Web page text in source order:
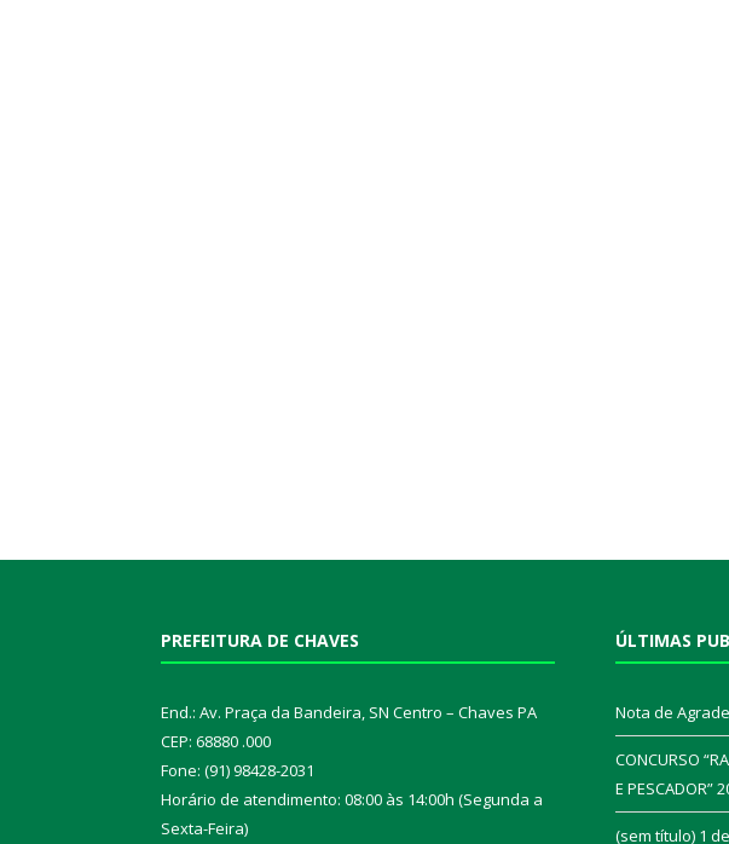
PREFEITURA DE CHAVES
End.: Av. Praça da Bandeira, SN Centro – Chaves PA
CEP: 68880 .000
Fone: (91) 98428-2031
Horário de atendimento: 08:00 às 14:00h (Segunda a
Sexta-Feira)
ÚLTIMAS
Nota de
CONCURSO
E PESCADOR”
(sem título) 1